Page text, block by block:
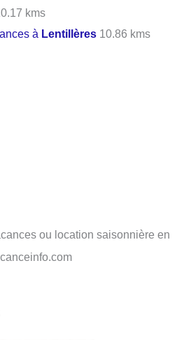
kms
à Lentillères 10.86 kms
ou location saisonnière en